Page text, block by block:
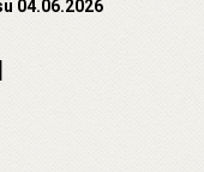
04.06.2026